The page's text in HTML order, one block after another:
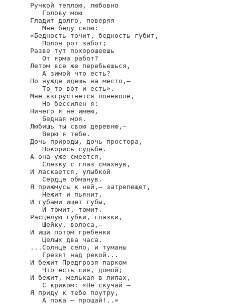
Ручкой теплою, любовно
   Голову мою
Гладит долго, поверяя
   Мне беду свою:
«Бедность точит, бедность губит,
   Полон рот забот;
Разве тут похорошеешь
   От ярма работ?
Летом все же перебьешься,
   А зимой что есть?
По нужде идешь на место,—
   То-то вот и есть».
Мне взгрустнется поневоле,
   Но бессилен я:
Ничего я не имею,
   Бедная моя.
Любишь ты свою деревню,—
   Верю я тебе.
Дочь природы, дочь простора,
   Покорись судьбе.
А она уже смеется,
   Слезку с глаз смахнув,
И ласкается, улыбкой
   Сердце обманув.
Я прижмусь к ней,— затрепещет,
   Нежит и пьянит,
И губами ищет губы,
   И томит, томит.
Расцелую губки, глазки,
   Шейку, волоса,—
И ищи потом гребенки
   Целых два часа.
...Солнце село, и туманы
   Грезят над рекой...
И бежит Предгрозя парком
   Что есть сия, домой;
И бежит, мелькая в липах,
   С криком: «Не скучай —
Я приду к тебе поутру,
   А пока — прощай!..»